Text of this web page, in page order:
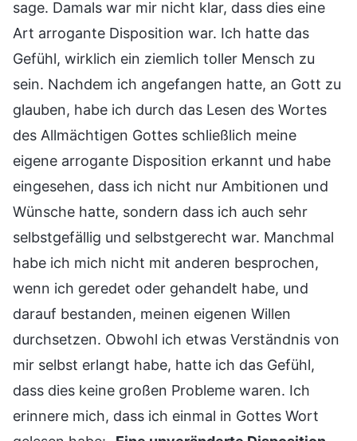
sage. Damals war mir nicht klar, dass dies eine
Art arrogante Disposition war. Ich hatte das
Gefühl, wirklich ein ziemlich toller Mensch zu
sein. Nachdem ich angefangen hatte, an Gott zu
glauben, habe ich durch das Lesen des Wortes
des Allmächtigen Gottes schließlich meine
eigene arrogante Disposition erkannt und habe
eingesehen, dass ich nicht nur Ambitionen und
Wünsche hatte, sondern dass ich auch sehr
selbstgefällig und selbstgerecht war. Manchmal
habe ich mich nicht mit anderen besprochen,
wenn ich geredet oder gehandelt habe, und
darauf bestanden, meinen eigenen Willen
durchsetzen. Obwohl ich etwas Verständnis von
mir selbst erlangt habe, hatte ich das Gefühl,
dass dies keine großen Probleme waren. Ich
erinnere mich, dass ich einmal in Gottes Wort